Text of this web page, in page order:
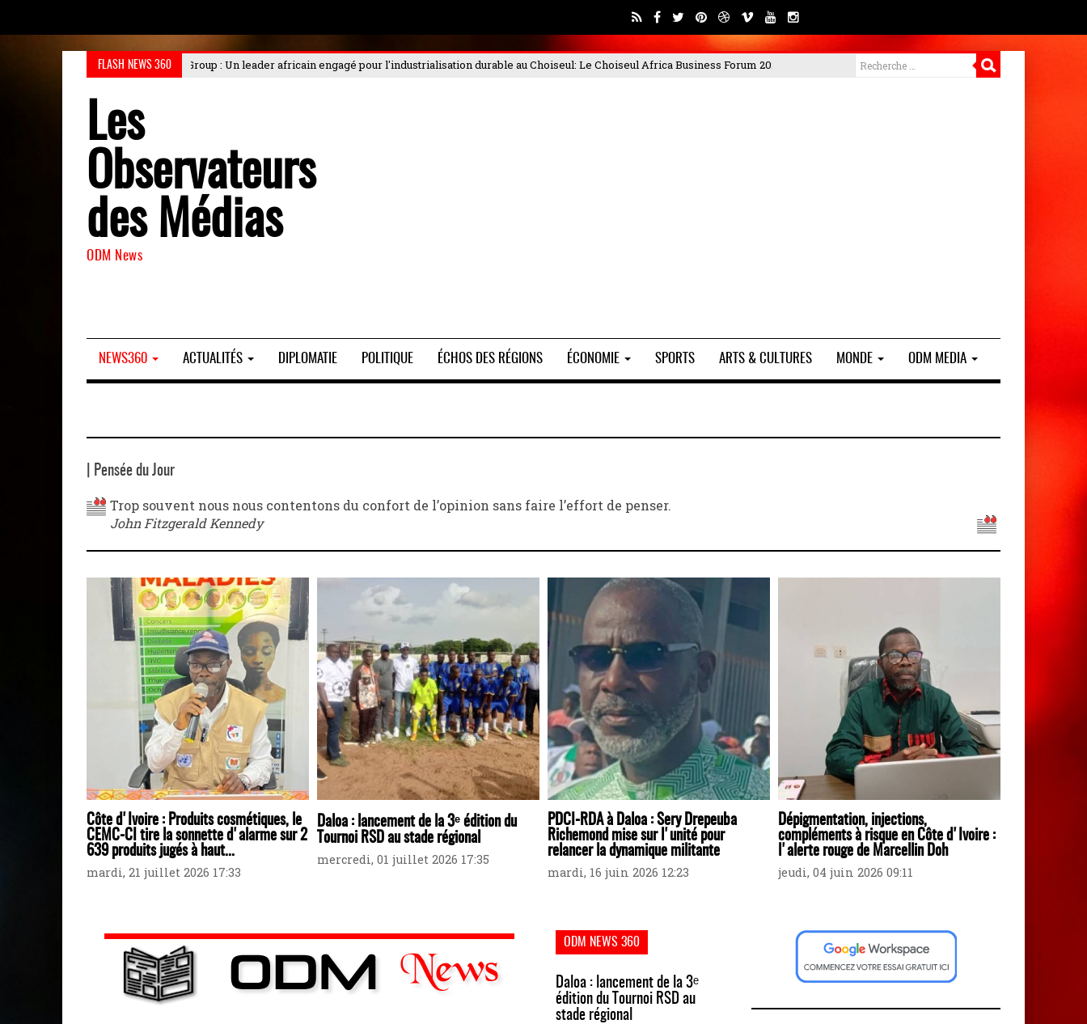
FLASH NEWS 360
: Un leader africain engagé pour l'industrialisation durable au Choiseul: Le Choiseul Africa Business Forum 2025, qui s'est déroulé les 4 et PORTEO BTP met en garde contre les arnaques et rappelle la
Les
Observateurs
des Médias
ODM News
NEWS360 ACTUALITÉS DIPLOMATIE POLITIQUE ÉCHOS DES RÉGIONS ÉCONOMIE SPORTS ARTS & CULTURES MONDE ODM MEDIA
| Pensée du Jour
Trop souvent nous nous contentons du confort de l’opinion sans faire l’effort de penser.
John Fitzgerald Kennedy
Côte d'Ivoire : Produits cosmétiques, le
CEMC-CI tire la sonnette d'alarme sur 2
639 produits jugés à haut...
mardi, 21 juillet 2026 17:33
Daloa : lancement de la 3ᵉ édition du
Tournoi RSD au stade régional
mercredi, 01 juillet 2026 17:35
PDCI-RDA à Daloa : Sery Drepeuba
Richemond mise sur l'unité pour
relancer la dynamique militante
mardi, 16 juin 2026 12:23
Dépigmentation, injections,
compléments à risque en Côte d'Ivoire :
l'alerte rouge de Marcellin Doh
jeudi, 04 juin 2026 09:11
ODM NEWS 360
Daloa : lancement de la 3ᵉ
édition du Tournoi RSD au
stade régional